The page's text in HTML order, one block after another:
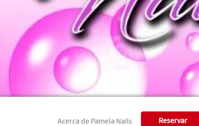
Acerca de Pamela Nails Reservar